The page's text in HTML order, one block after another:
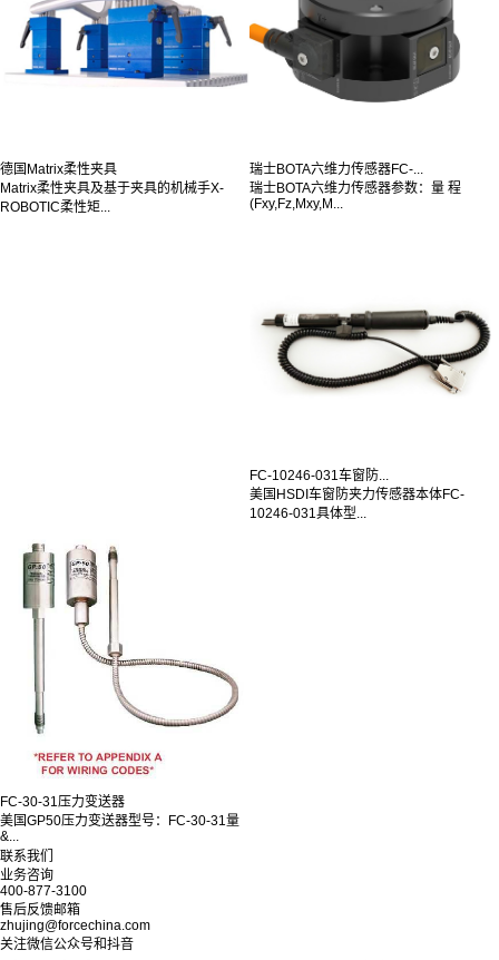
德国Matrix柔性夹具
Matrix柔性夹具及基于夹具的机械手X-
ROBOTIC柔性矩...
瑞士BOTA六维力传感器FC-...
瑞士BOTA六维力传感器参数：量 程
(Fxy,Fz,Mxy,M...
FC-10246-031车窗防...
美国HSDI车窗防夹力传感器本体FC-
10246-031具体型...
FC-30-31压力变送器
美国GP50压力变送器型号：FC-30-31量
&...
联系我们
业务咨询
400-877-3100
售后反馈邮箱
zhujing@forcechina.com
关注微信公众号和抖音